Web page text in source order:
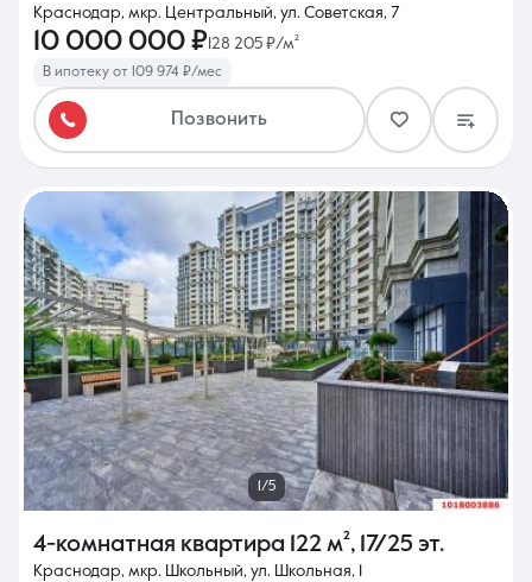
Краснодар, мкр. Центральный, ул. Советская, 7
10 000 000 ₽128 205 ₽/м²
В ипотеку от 109 974 ₽/мес
Позвонить
1/5
4-комнатная квартира 122 м², 17/25 эт.
Краснодар, мкр. Школьный, ул. Школьная, 1